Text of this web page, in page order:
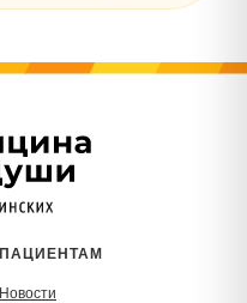
ПАЦИЕНТАМ
Новости